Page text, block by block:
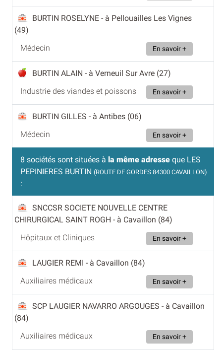
BURTIN ROSELYNE - à Pellouailles Les Vignes
(49)
Médecin
En savoir +
BURTIN ALAIN - à Verneuil Sur Avre (27)
Industrie des viandes et poissons
En savoir +
BURTIN GILLES - à Antibes (06)
Médecin
En savoir +
8 sociétés sont situées à la même adresse que LES
PEPINIERES BURTIN (ROUTE DE GORDES 84300 CAVAILLON)
:
SNCCSR SOCIETE NOUVELLE CENTRE
CHIRURGICAL SAINT ROGH - à Cavaillon (84)
Hôpitaux et Cliniques
En savoir +
LAUGIER REMI - à Cavaillon (84)
Auxiliaires médicaux
En savoir +
SCP LAUGIER NAVARRO ARGOUGES - à Cavaillon
(84)
Auxiliaires médicaux
En savoir +